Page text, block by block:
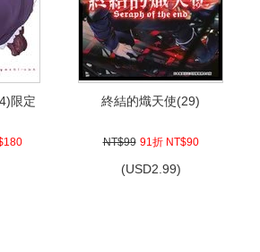
限定
終結的熾天使(29)
NT$99 91折 NT$90
(USD2.99)